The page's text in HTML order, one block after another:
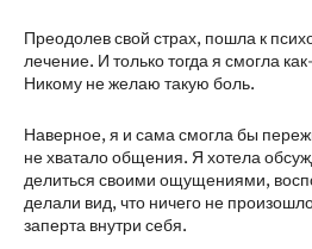
Преодолев свой страх, пошла к
лечение. И только тогда я смогла
Никому не желаю такую боль.
Наверное, я и сама смогла бы
не хватало общения. Я хотела
делиться своими ощущениями,
делали вид, что ничего не
заперта внутри себя.